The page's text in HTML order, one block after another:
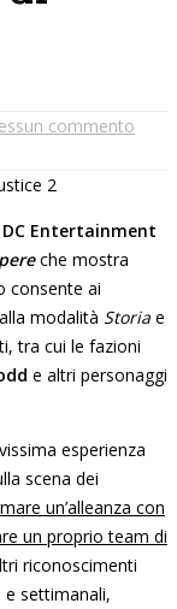
commento
DC Entertainment
che mostra
consente ai
modalità Storia e
tra cui le fazioni
e altri personaggi
esperienza
scena dei
un’alleanza con
un proprio team di
riconoscimenti
e settimanali,